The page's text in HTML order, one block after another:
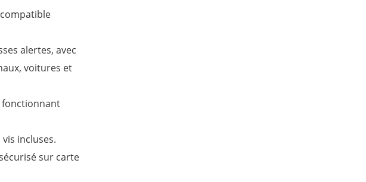
alertes, avec
voitures et
fonctionnant
incluses.
sur carte